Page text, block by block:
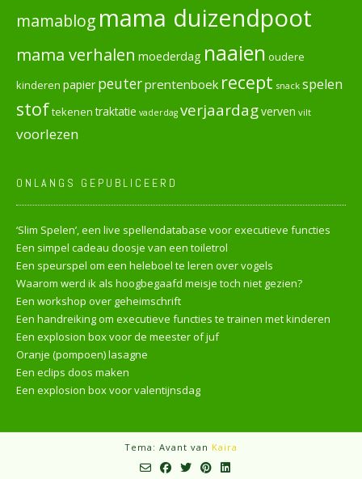
mamablog mama duizendpoot
mama verhalen moederdag naaien oudere
kinderen papier peuterprentenboek recept snack spelen
stoftekenen traktatie vaderdag verjaardagverven vilt
voorlezen
ONLANGS GEPUBLICEERD
‘Slim Spelen’, een live spellendatabase voor executieve functies
Een simpel cadeau doosje van een toiletrol
Een speurspel om een heleboel te leren over vogels
Waarom werd ik als hoogbegaafd meisje toch niet gezien?
Een workshop over geheimschrift
Een handreiking om executieve functies te trainen met kinderen
Een explosion box voor de meester of juf
Oranje (pompoen) lasagne
Een eclips doos maken
Een explosion box voor valentijnsdag
Tema: Avant van Kaira